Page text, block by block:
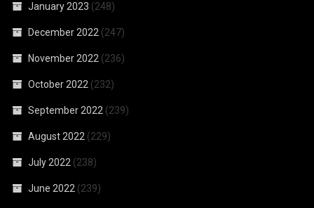
January 2023 (248)
December 2022 (247)
November 2022 (236)
October 2022 (232)
September 2022 (239)
August 2022 (229)
July 2022 (238)
June 2022 (239)